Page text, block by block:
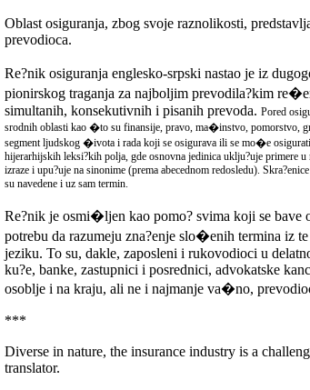
Oblast osiguranja, zbog svoje raznolikosti,
prevodioca.
Re?nik osiguranja englesko-srpski nastao je iz
pionirskog traganja za najboljim prevodila?kim
simultanih, konsekutivnih i pisanih prevoda. Pored
srodnih oblasti kao �to su finansije, pravo, ma�instvo, pomorstvo,
segment ljudskog �ivota i rada koji se osigurava ili se mo�e
hijerarhijskih leksi?kih polja, gde osnovna jedinica uklju?uje primere u
izraze i upu?uje na sinonime (prema abecednom redosledu).
su navedene i uz sam termin.
Re?nik je osmi�ljen kao pomo? svima koji se bave
potrebu da razumeju zna?enje slo�enih termina iz
jeziku. To su, dakle, zaposleni i rukovodioci u
ku?e, banke, zastupnici i posrednici, advokatske
osoblje i na kraju, ali ne i najmanje va�no,
***
Diverse in nature, the insurance industry is a
translator.